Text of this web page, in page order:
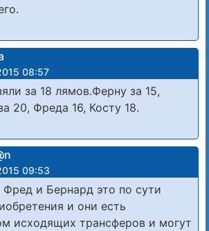
08:57
за 18 лямов.Ферну за 15,
20, Фреда 16, Косту 18.
09:53
и Бернард это по сути
и они есть
исходящих трансферов и могут